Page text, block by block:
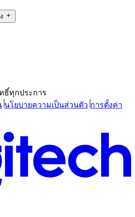
ธิ์ทุกประการ
นโยบายความเป็นส่วนตัว การตั้งค่า